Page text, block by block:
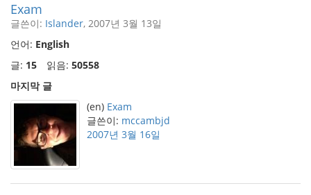
Exam
글쓴이: Islander, 2007년 3월 13일
언어: English
글: 15 읽음: 50558
마지막 글
(en) Exam
글쓴이: mccambjd
2007년 3월 16일